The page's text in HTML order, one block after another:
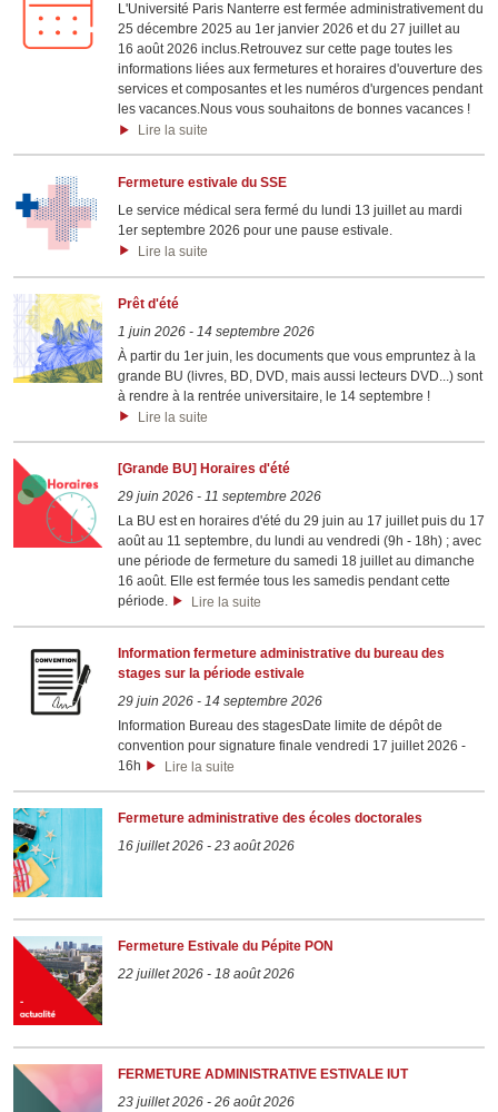
L'Université Paris Nanterre est fermée administrativement du
25 décembre 2025 au 1er janvier 2026 et du 27 juillet au
16 août 2026 inclus.Retrouvez sur cette page toutes les
informations liées aux fermetures et horaires d'ouverture des
services et composantes et les numéros d'urgences pendant
les vacances.Nous vous souhaitons de bonnes vacances !
Lire la suite
Fermeture estivale du SSE
Le service médical sera fermé du lundi 13 juillet au mardi
1er septembre 2026 pour une pause estivale.
Lire la suite
Prêt d'été
1 juin 2026 - 14 septembre 2026
À partir du 1er juin, les documents que vous empruntez à la
grande BU (livres, BD, DVD, mais aussi lecteurs DVD...) sont
à rendre à la rentrée universitaire, le 14 septembre !
Lire la suite
[Grande BU] Horaires d'été
29 juin 2026 - 11 septembre 2026
La BU est en horaires d'été du 29 juin au 17 juillet puis du 17
août au 11 septembre, du lundi au vendredi (9h - 18h) ; avec
une période de fermeture du samedi 18 juillet au dimanche
16 août. Elle est fermée tous les samedis pendant cette
période.
Lire la suite
Information fermeture administrative du bureau des
stages sur la période estivale
29 juin 2026 - 14 septembre 2026
Information Bureau des stagesDate limite de dépôt de
convention pour signature finale vendredi 17 juillet 2026 -
16h
Lire la suite
Fermeture administrative des écoles doctorales
16 juillet 2026 - 23 août 2026
Fermeture Estivale du Pépite PON
22 juillet 2026 - 18 août 2026
FERMETURE ADMINISTRATIVE ESTIVALE IUT
23 juillet 2026 - 26 août 2026